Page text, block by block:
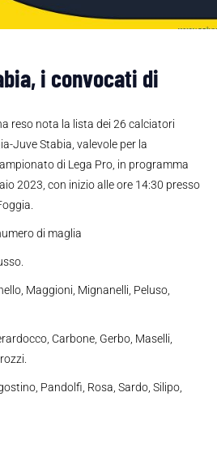
i convocati di
reso nota la lista dei 26 calciatori
Juve Stabia, valevole per la
di Lega Pro, in programma
2023, con inizio alle ore 14:30 presso
di maglia
Maggioni, Mignanelli, Peluso,
Carbone, Gerbo, Maselli,
Pandolfi, Rosa, Sardo, Silipo,